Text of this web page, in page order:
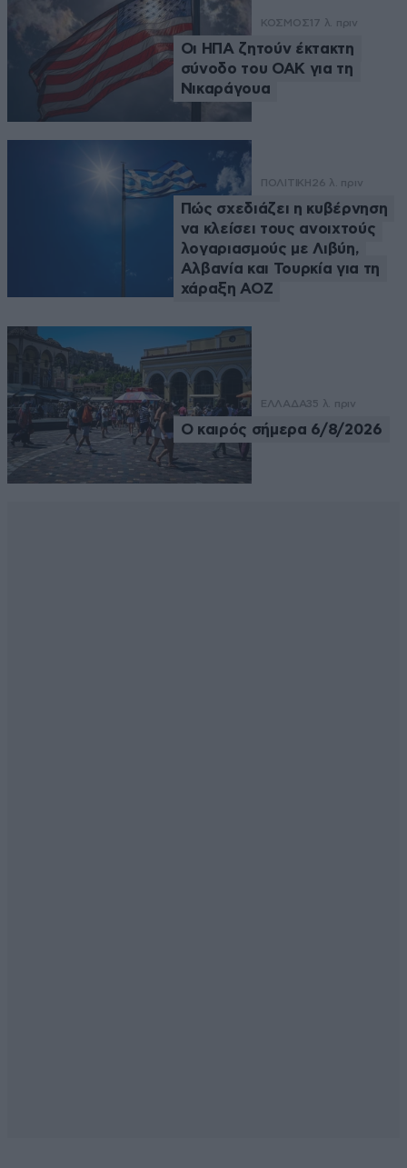
ΚΟΣΜΟΣ 17 λ. πριν
Οι ΗΠΑ ζητούν έκτακτη
σύνοδο του ΟΑΚ για τη
Νικαράγουα
ΠΟΛΙΤΙΚΗ26 λ. πριν
Πώς σχεδιάζει η κυβέρνηση
να κλείσει τους ανοιχτούς
λογαριασμούς με Λιβύη,
Αλβανία και Τουρκία για τη
χάραξη ΑΟΖ
ΕΛΛΑΔΑ35 λ. πριν
Ο καιρός σήμερα 6/8/2026